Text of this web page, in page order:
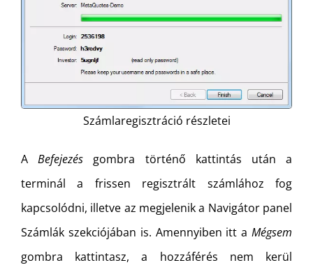
Számlaregisztráció részletei
ABefejezés gombra történő kattintás után a
terminál a frissen regisztrált számlához fog
kapcsolódni, illetve az megjelenik a Navigátor panel
Számlák szekciójában is. Amennyiben itt a Mégsem
gombra kattintasz, a hozzáférés nem kerül